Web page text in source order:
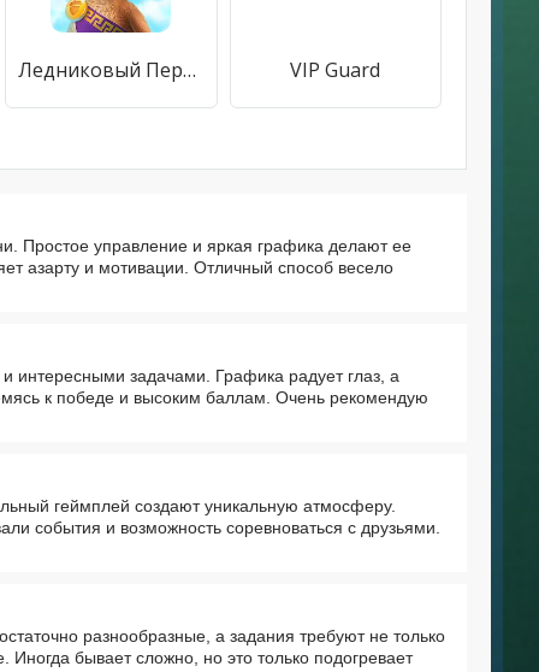
Ледниковый Период: Приключения VIP Guard
Простое управление и яркая графика делают ее
азарту и мотивации. Отличный способ весело
интересными задачами. Графика радует глаз, а
к победе и высоким баллам. Очень рекомендую
геймплей создают уникальную атмосферу.
события и возможность соревноваться с друзьями.
разнообразные, а задания требуют не только
бывает сложно, но это только подогревает